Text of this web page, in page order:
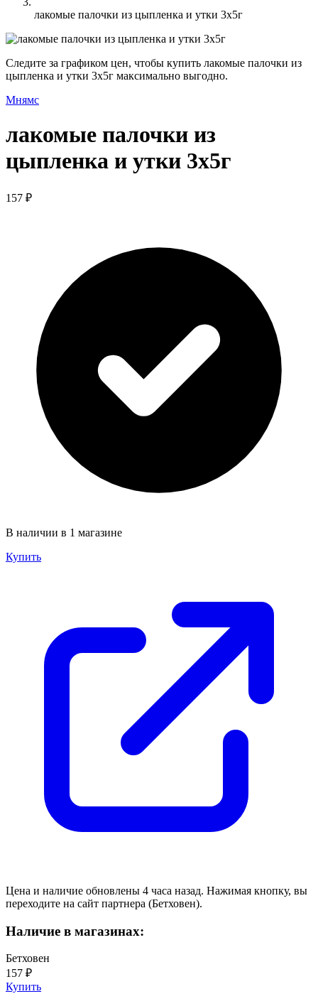
лакомые палочки из цыпленка и утки 3х5г
Следите за графиком цен, чтобы купить лакомые палочки из
цыпленка и утки 3х5г максимально выгодно.
Мнямс
лакомые палочки из
цыпленка и утки 3х5г
157 ₽
В наличии в 1 магазине
Купить
Цена и наличие обновлены 4 часа назад. Нажимая кнопку, вы
переходите на сайт партнера (Бетховен).
Наличие в магазинах:
Бетховен
157 ₽
Купить